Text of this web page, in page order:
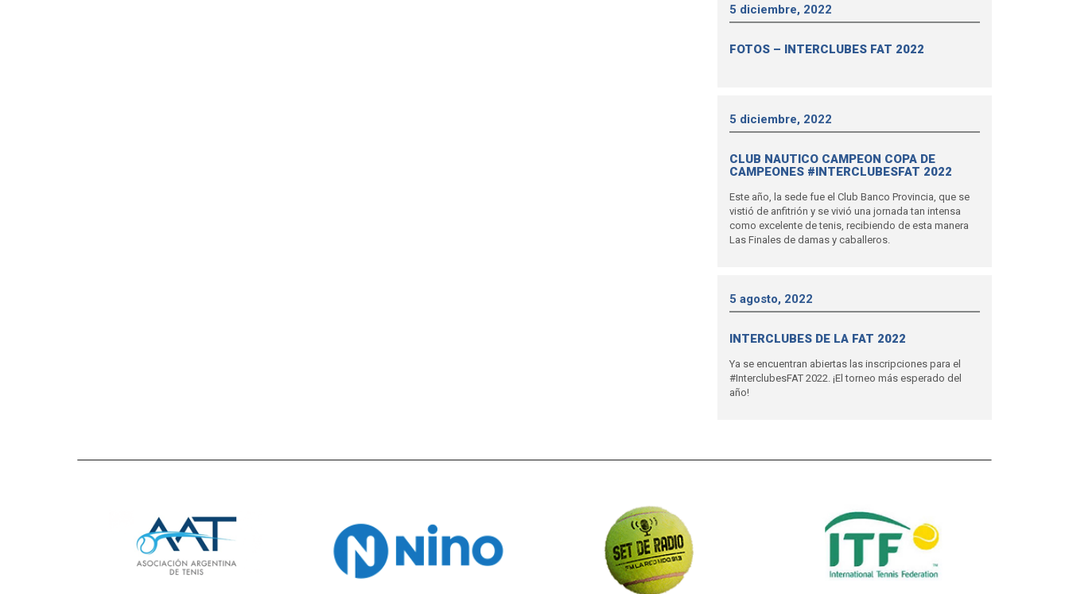
5 diciembre, 2022
FOTOS – INTERCLUBES FAT 2022
5 diciembre, 2022
CLUB NAUTICO CAMPEON COPA DE
CAMPEONES #INTERCLUBESFAT 2022
Este año, la sede fue el Club Banco Provincia, que se
vistió de anfitrión y se vivió una jornada tan intensa
como excelente de tenis, recibiendo de esta manera
Las Finales de damas y caballeros.
5 agosto, 2022
INTERCLUBES DE LA FAT 2022
Ya se encuentran abiertas las inscripciones para el
#InterclubesFAT 2022. ¡El torneo más esperado del
año!